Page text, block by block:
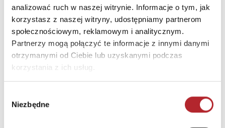
analizować ruch w naszej witrynie. Informacje o tym, jak
korzystasz z naszej witryny, udostępniamy partnerom
społecznościowym, reklamowym i analitycznym.
Partnerzy mogą połączyć te informacje z innymi danymi
otrzymanymi od Ciebie lub uzyskanymi podczas
korzystania z ich usług.
zgody
Niezbędne